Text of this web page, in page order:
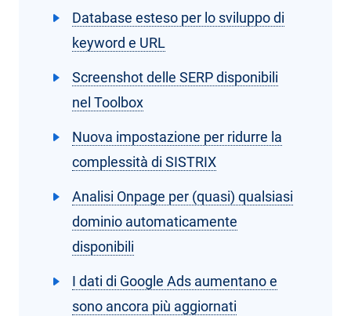
Database esteso per lo sviluppo di
keyword e URL
Screenshot delle SERP disponibili
nel Toolbox
Nuova impostazione per ridurre la
complessità di SISTRIX
Analisi Onpage per (quasi) qualsiasi
dominio automaticamente
disponibili
I dati di Google Ads aumentano e
sono ancora più aggiornati